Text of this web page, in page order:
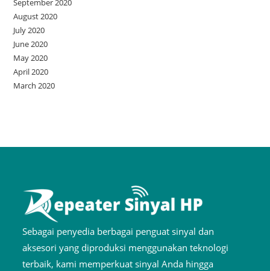
September 2020
August 2020
July 2020
June 2020
May 2020
April 2020
March 2020
Sebagai penyedia berbagai penguat sinyal dan
aksesori yang diproduksi menggunakan teknologi
terbaik, kami memperkuat sinyal Anda hingga